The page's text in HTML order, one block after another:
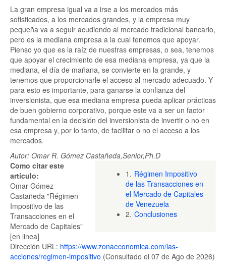
La gran empresa igual va a irse a los mercados más
sofisticados, a los mercados grandes, y la empresa muy
pequeña va a seguir acudiendo al mercado tradicional bancario,
pero es la mediana empresa a la cual tenemos que apoyar.
Pienso yo que es la raíz de nuestras empresas, o sea, tenemos
que apoyar el crecimiento de esa mediana empresa, ya que la
mediana, el día de mañana, se convierte en la grande, y
tenemos que proporcionarle el acceso al mercado adecuado. Y
para esto es importante, para ganarse la confianza del
inversionista, que esa mediana empresa pueda aplicar prácticas
de buen gobierno corporativo, porque este va a ser un factor
fundamental en la decisión del inversionista de invertir o no en
esa empresa y, por lo tanto, de facilitar o no el acceso a los
mercados.
Autor: Omar R. Gómez Castañeda,Senior,Ph.D
1. Régimen Impositivo
de las Transacciones en
el Mercado de Capitales
de Venezuela
2. Conclusiones
Como citar este
artículo:
Omar Gómez
Castañeda "Régimen
Impositivo de las
Transacciones en el
Mercado de Capitales"
[en linea]
Dirección URL: https://www.zonaeconomica.com/las-
acciones/regimen-impositivo (Consultado el 07 de Ago de 2026)